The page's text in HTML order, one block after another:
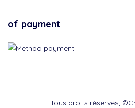
of payment
Tous droits réservés,